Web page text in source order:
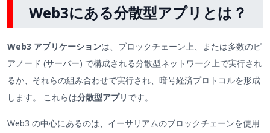
Web3にある分散型アプリとは？
Web3 アプリケーションは、ブロックチェーン上、または多数のピ
アノード (サーバー) で構成される分散型ネットワーク上で実行され
るか、それらの組み合わせで実行され、暗号経済プロトコルを形成
します。 これらは分散型アプリ です。
Web3 の中心にあるのは、イーサリアムのブロックチェーンを使用